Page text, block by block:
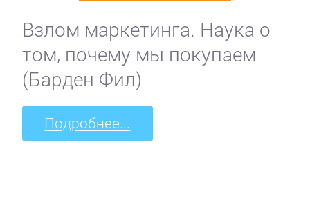
Взлом маркетинга. Наука о
том, почему мы покупаем
(Барден Фил)
Подробнее...